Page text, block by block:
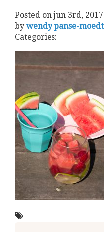
Posted on jun 3rd, 2017
by wendy panse-moedt
Categories: